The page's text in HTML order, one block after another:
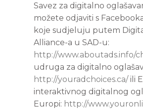
Savez za digitalno
možete odjaviti s
koje sudjeluju putem
Alliance-a u SAD-u:
http://www.aboutads.info/
udruga za digitalno
http://youradchoices.ca/ili
interaktivnog digitalnog
Europi: http://